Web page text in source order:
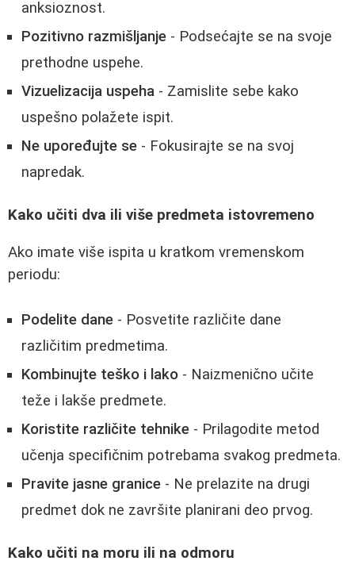
anksioznost.
Pozitivno razmišljanje - Podsećajte se na svoje
prethodne uspehe.
Vizuelizacija uspeha - Zamislite sebe kako
uspešno polažete ispit.
Ne upoređujte se - Fokusirajte se na svoj
napredak.
Kako učiti dva ili više predmeta istovremeno
Ako imate više ispita u kratkom vremenskom
periodu:
Podelite dane - Posvetite različite dane
različitim predmetima.
Kombinujte teško i lako - Naizmenično učite
teže i lakše predmete.
Koristite različite tehnike - Prilagodite metod
učenja specifičnim potrebama svakog predmeta.
Pravite jasne granice - Ne prelazite na drugi
predmet dok ne završite planirani deo prvog.
Kako učiti na moru ili na odmoru